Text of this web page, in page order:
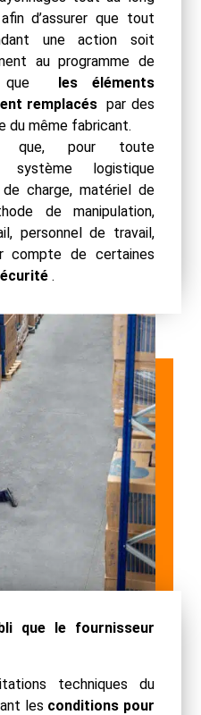
d’assurer que tout
une action soit
au programme de
que les éléments
remplacéspar des
du même fabricant.
que, pour toute
système logistique
de charge, matériel de
de manipulation,
personnel de travail,
de certaines
.
que le fournisseur
techniques du
les conditions pour